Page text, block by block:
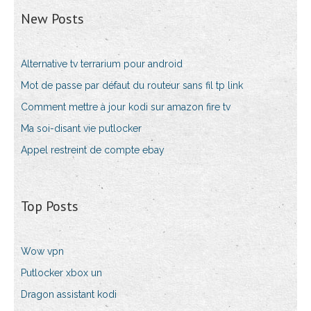
New Posts
Alternative tv terrarium pour android
Mot de passe par défaut du routeur sans fil tp link
Comment mettre à jour kodi sur amazon fire tv
Ma soi-disant vie putlocker
Appel restreint de compte ebay
Top Posts
Wow vpn
Putlocker xbox un
Dragon assistant kodi